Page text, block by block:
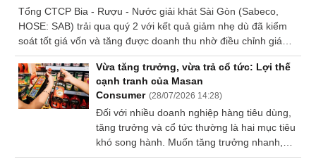
Tổng CTCP Bia - Rượu - Nước giải khát Sài Gòn (Sabeco,
HOSE: SAB) trải qua quý 2 với kết quả giảm nhẹ dù đã kiểm
soát tốt giá vốn và tăng được doanh thu nhờ điều chỉnh giá
bán. Tuy vậy, kết quả lũy kế vẫn tăng trưởng khá mạnh so với
cùng kỳ.
Vừa tăng trưởng, vừa trả cổ tức: Lợi thế
cạnh tranh của Masan
Consumer (28/07/2026 14:28)
Đối với nhiều doanh nghiệp hàng tiêu dùng,
tăng trưởng và cổ tức thường là hai mục tiêu
khó song hành. Muốn tăng trưởng nhanh,